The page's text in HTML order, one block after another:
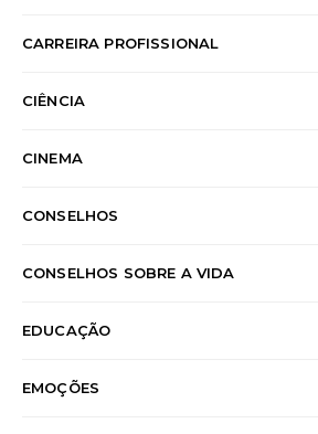
CARREIRA PROFISSIONAL
CIÊNCIA
CINEMA
CONSELHOS
CONSELHOS SOBRE A VIDA
EDUCAÇÃO
EMOÇÕES